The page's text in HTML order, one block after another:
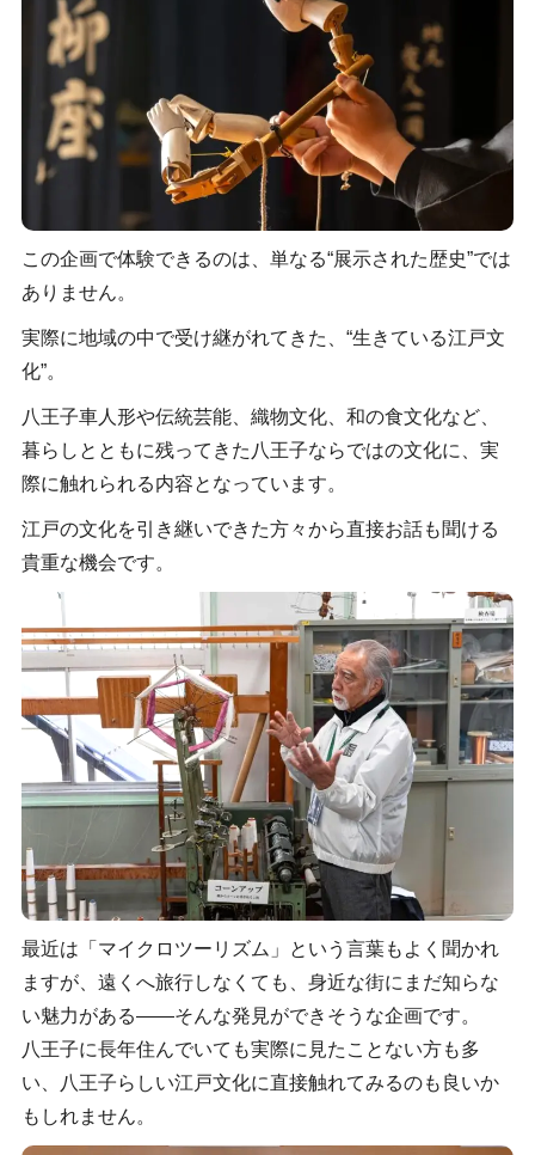
この企画で体験できるのは、単なる“展示された歴史”では
ありません。
実際に地域の中で受け継がれてきた、“生きている江戸文
化”。
八王子車人形や伝統芸能、織物文化、和の食文化など、
暮らしとともに残ってきた八王子ならではの文化に、実
際に触れられる内容となっています。
江戸の文化を引き継いできた方々から直接お話も聞ける
貴重な機会です。
最近は「マイクロツーリズム」という言葉もよく聞かれ
ますが、遠くへ旅行しなくても、身近な街にまだ知らな
い魅力がある――そんな発見ができそうな企画です。
八王子に長年住んでいても実際に見たことない方も多
い、八王子らしい江戸文化に直接触れてみるのも良いか
もしれません。